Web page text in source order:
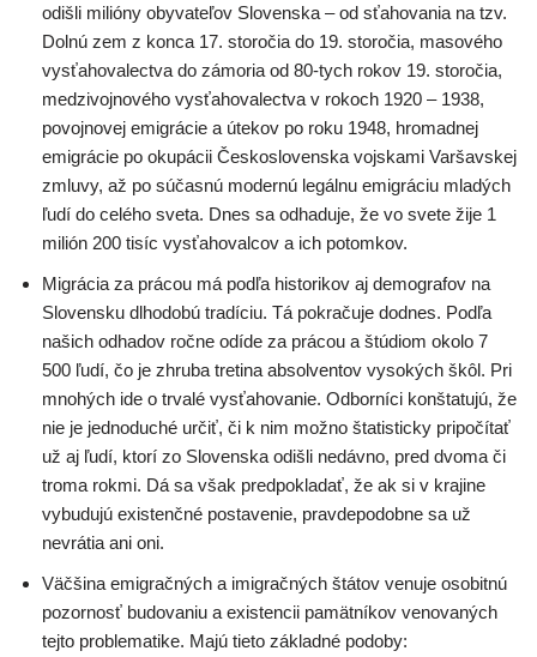
odišli milióny obyvateľov Slovenska – od sťahovania na tzv.
Dolnú zem z konca 17. storočia do 19. storočia, masového
vysťahovalectva do zámoria od 80-tych rokov 19. storočia,
medzivojnového vysťahovalectva v rokoch 1920 – 1938,
povojnovej emigrácie a útekov po roku 1948, hromadnej
emigrácie po okupácii Československa vojskami Varšavskej
zmluvy, až po súčasnú modernú legálnu emigráciu mladých
ľudí do celého sveta. Dnes sa odhaduje, že vo svete žije 1
milión 200 tisíc vysťahovalcov a ich potomkov.
Migrácia za prácou má podľa historikov aj demografov na
Slovensku dlhodobú tradíciu. Tá pokračuje dodnes. Podľa
našich odhadov ročne odíde za prácou a štúdiom okolo 7
500 ľudí, čo je zhruba tretina absolventov vysokých škôl. Pri
mnohých ide o trvalé vysťahovanie. Odborníci konštatujú, že
nie je jednoduché určiť, či k nim možno štatisticky pripočítať
už aj ľudí, ktorí zo Slovenska odišli nedávno, pred dvoma či
troma rokmi. Dá sa však predpokladať, že ak si v krajine
vybudujú existenčné postavenie, pravdepodobne sa už
nevrátia ani oni.
Väčšina emigračných a imigračných štátov venuje osobitnú
pozornosť budovaniu a existencii pamätníkov venovaných
tejto problematike. Majú tieto základné podoby: